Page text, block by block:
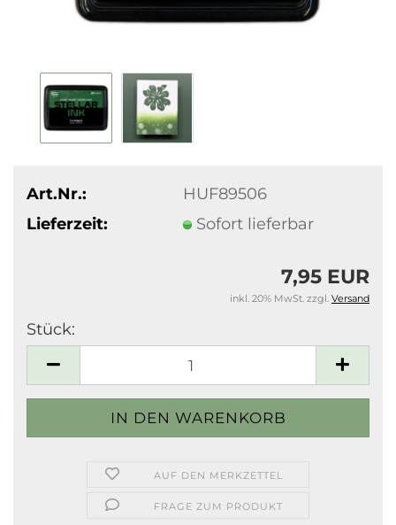
Art.Nr.:
HUF89506
Lieferzeit:
Sofort lieferbar
7,95 EUR
inkl. 20% MwSt. zzgl. Versand
Stück:
AUF DEN MERKZETTEL
FRAGE ZUM PRODUKT